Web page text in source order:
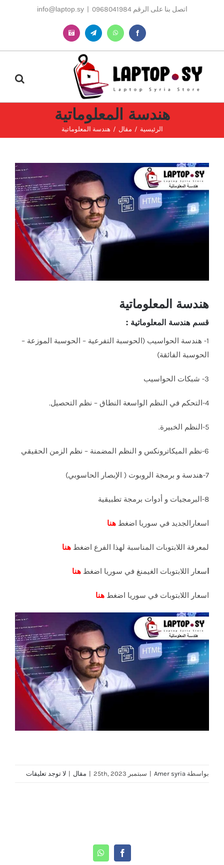
اتصل بنا على الرقم 0968041984 |
info@laptop.sy
Facebook
WhatsApp
Telegram
Instagram
هندسة المعلوماتية
الرئيسية مقال هندسة المعلوماتية
مشاهدة
صورة
أكبر
هندسة المعلوماتية
قسم هندسة المعلوماتية :
1- هندسة الحواسيب (الحوسبة التفرعية – الحوسبة الموزعة –
الحوسبة الفائقة)
3- شبكات الحواسيب
4-التحكم في النظم الواسعة النطاق – نظم التحصيل.
5-النظم الخبيرة.
6-نظم الميكاترونكس و النظم المضمنة – نظم الزمن الحقيقي
7-هندسة و برمجة الروبوت ( الإبصار الحاسوبي)
8-البرمجيات و أدوات برمجة تطبيقية
اسعارالجديد في سوريا اضغط هنا
لمعرفة اللابتوبات المناسبة لهذا الفرع اضغط هنا
سعار اللابتوبات الغيمنغ في سوريا اضغط هنا
اسعار اللابتوبات في سوريا اضغط هنا
بواسطة Amer syria
| سبتمبر 25th, 2023 | مقال | لا توجد تعليقات
Facebook
WhatsApp